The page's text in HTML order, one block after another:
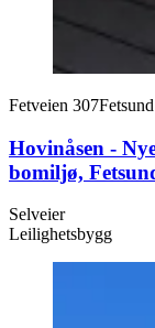
Fetveien 307Fetsund
Hovinåsen -
bomiljø,
Selveier
Leilighetsbygg